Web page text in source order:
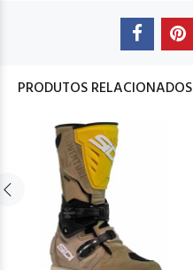
PRODUTOS RELACIONADOS